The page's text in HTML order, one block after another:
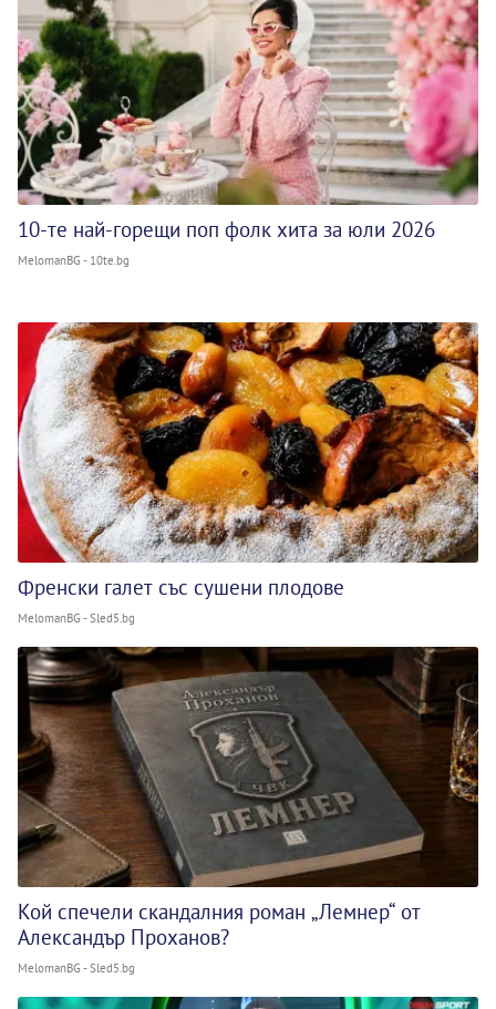
10-те най-горещи поп фолк хита за юли 2026
MelomanBG - 10te.bg
Френски галет със сушени плодове
MelomanBG - Sled5.bg
Кой спечели скандалния роман „Лемнер“ от
Александър Проханов?
MelomanBG - Sled5.bg